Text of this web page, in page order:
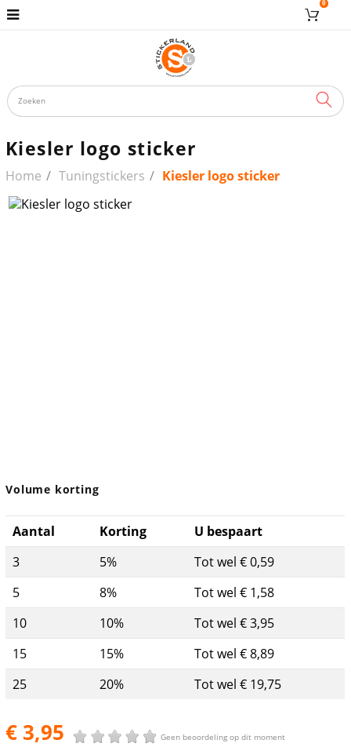
0
Kiesler logo sticker
Home Tuningstickers Kiesler logo sticker
Volume korting
Aantal Korting
U bespaart
3
5%
Tot wel € 0,59
5
8%
Tot wel € 1,58
10
10%
Tot wel € 3,95
15
15%
Tot wel € 8,89
25
20% Tot wel € 19,75
€ 3,95 Geen beoordeling op dit moment